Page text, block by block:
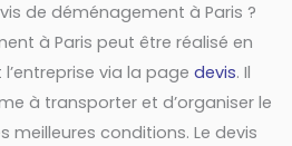
de déménagement à Paris ?
à Paris peut être réalisé en
via la page devis. Il
à transporter et d’organiser le
conditions. Le devis